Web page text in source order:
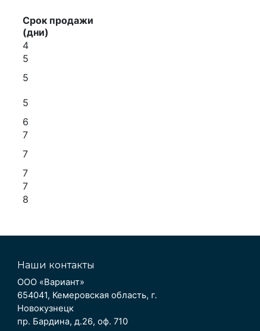
Срок продажи
(дни)
4
5
5
5
6
7
7
7
7
8
Наши контакты
ООО «Вариант»
654041, Кемеровская область, г.
Новокузнецк
пр. Бардина, д.26, оф. 710